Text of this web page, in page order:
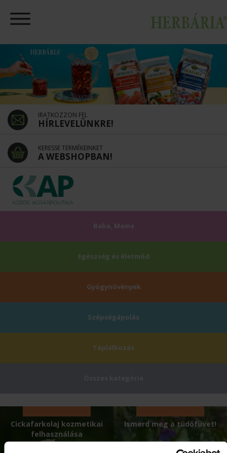
IRATKOZZON FEL
HÍRLEVELÜNKRE!
KERESSE TERMÉKEINKET
A WEBSHOPBAN!
Baba, Mama
Egészség és életmód
Gyógynövények
Szépségápolás
Táplálkozás
Cickafarkolaj kozmetikai
felhasználása
Ismerd meg a tüdőfüvet!